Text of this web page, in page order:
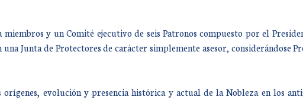
y un Comité ejecutivo de seis Patronos compuesto por el
Junta de Protectores de carácter simplemente asesor, considerándose
evolución y presencia histórica y actual de la Nobleza en los